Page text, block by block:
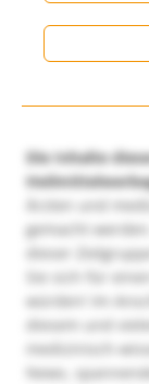
Die Inhalte
Ärzten und
gemacht
dieser
Sie sich für
würden! Im
diesem und
medizinisch-
News,